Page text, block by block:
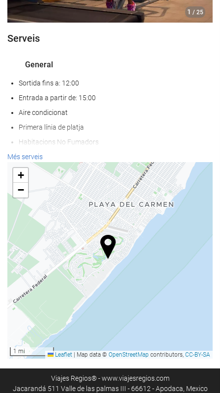
1 / 25
Serveis
General
Sortida fins a: 12:00
Entrada a partir de: 15:00
Aire condicionat
Primera línia de platja
Habitacions No Fumadors
Prohibit fumar a tot l'establiment
No admet mascotes
Activitats
Accés a la platja
Esports Aquàtics
Pesca
Tennis
Lloguer de material esportiu
Tennis de taula
Bitllar
Ciclisme
Benestar
Bar a la piscina
Més serveis
+
−
1 mi Leaflet Map data © OpenStreetMap contributors, CC-BY-SA
Viajes Regios® - www.viajesregios.com
Jacarandá 511 Valle de las palmas III - 66612 - Apodaca, Mexico